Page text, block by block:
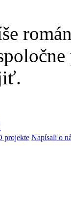
projekte Napísali o